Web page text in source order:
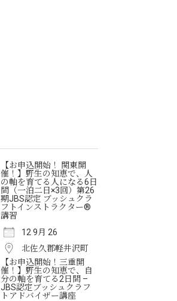
【お申込開始！ 関東開
催！】野生の知恵で、人
の軸を育てる人になる6日
間（一泊二日×3回）第26
期JBS認定 ブッシュクラ
フトインストラクター®
講習
12 9月 26
北佐久郡軽井沢町
【お申込開始！三重開
催！】野生の知恵で、自
分の軸を育てる2日間 –
JBS認定ブッシュクラフ
トアドバイザー講座